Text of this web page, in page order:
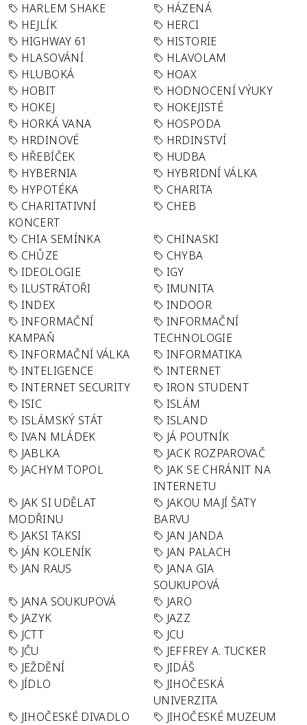
HARLEM SHAKE
HÁZENÁ
HEJLÍK
HERCI
HIGHWAY 61
HISTORIE
HLASOVÁNÍ
HLAVOLAM
HLUBOKÁ
HOAX
HOBIT
HODNOCENÍ VÝUKY
HOKEJ
HOKEJISTÉ
HORKÁ VANA
HOSPODA
HRDINOVÉ
HRDINSTVÍ
HŘEBÍČEK
HUDBA
HYBERNIA
HYBRIDNÍ VÁLKA
HYPOTÉKA
CHARITA
CHARITATIVNÍ
KONCERT
CHEB
CHIA SEMÍNKA
CHINASKI
CHŮZE
CHYBA
IDEOLOGIE
IGY
ILUSTRÁTOŘI
IMUNITA
INDEX
INDOOR
INFORMAČNÍ
KAMPAŇ
INFORMAČNÍ
TECHNOLOGIE
INFORMAČNÍ VÁLKA
INFORMATIKA
INTELIGENCE
INTERNET
INTERNET SECURITY
IRON STUDENT
ISIC
ISLÁM
ISLÁMSKÝ STÁT
ISLAND
IVAN MLÁDEK
JÁ POUTNÍK
JABLKA
JACK ROZPAROVAČ
JACHYM TOPOL
JAK SE CHRÁNIT NA
INTERNETU
JAK SI UDĚLAT
MODŘINU
JAKOU MAJÍ ŠATY
BARVU
JAKSI TAKSI
JAN JANDA
JÁN KOLENÍK
JAN PALACH
JAN RAUS
JANA GIA
SOUKUPOVÁ
JANA SOUKUPOVÁ
JARO
JAZYK
JAZZ
JCTT
JCU
JČU
JEFFREY A. TUCKER
JEŽDĚNÍ
JIDÁŠ
JÍDLO
JIHOČESKÁ
UNIVERZITA
JIHOČESKÉ DIVADLO
JIHOČESKÉ MUZEUM